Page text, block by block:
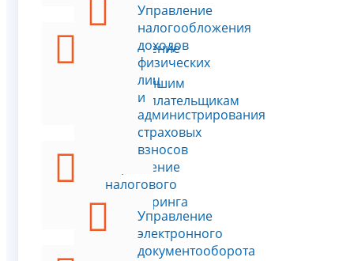
Управление
крупнейшим
налогоплательщикам
Управление
налогового
мониторинга
Управление
налогообложения
доходов
физических
лиц
и
администрирования
страховых
взносов
Управление
электронного
документооборота